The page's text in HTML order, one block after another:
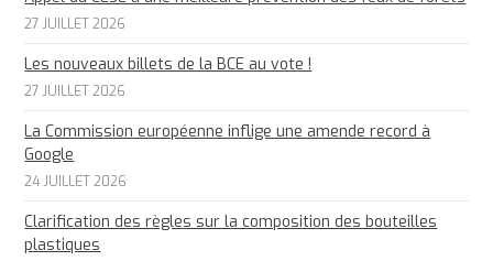
27 JUILLET 2026
Les nouveaux billets de la BCE au vote !
27 JUILLET 2026
La Commission européenne inflige une amende record à
Google
24 JUILLET 2026
Clarification des règles sur la composition des bouteilles
plastiques